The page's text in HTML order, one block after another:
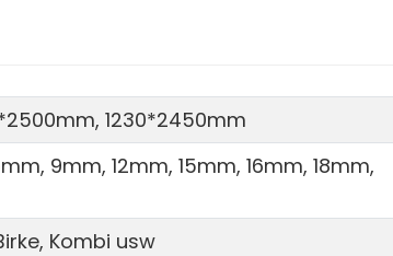
1230*2450mm
9mm, 12mm, 15mm, 16mm, 18mm,
Kombi usw